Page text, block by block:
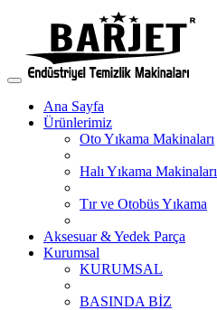
Ana Sayfa
Ürünlerimiz
Oto Yıkama Makinaları
Halı Yıkama Makinaları
Tır ve Otobüs Yıkama
Aksesuar & Yedek Parça
Kurumsal
KURUMSAL
BASINDA BİZ